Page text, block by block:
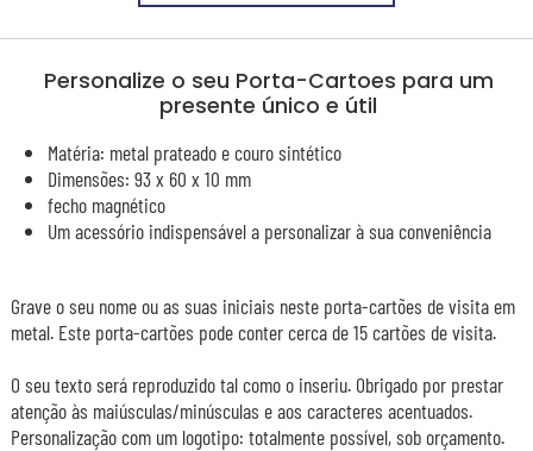
Personalize o seu Porta-Cartoes para um
presente único e útil
Matéria: metal prateado e couro sintético
Dimensões: 93 x 60 x 10 mm
fecho magnético
Um acessório indispensável a personalizar à sua conveniência
Grave o seu nome ou as suas iniciais neste porta-cartões de visita em
metal. Este porta-cartões pode conter cerca de 15 cartões de visita.
O seu texto será reproduzido tal como o inseriu. Obrigado por prestar
atenção às maiúsculas/minúsculas e aos caracteres acentuados.
Personalização com um logotipo: totalmente possível, sob orçamento.